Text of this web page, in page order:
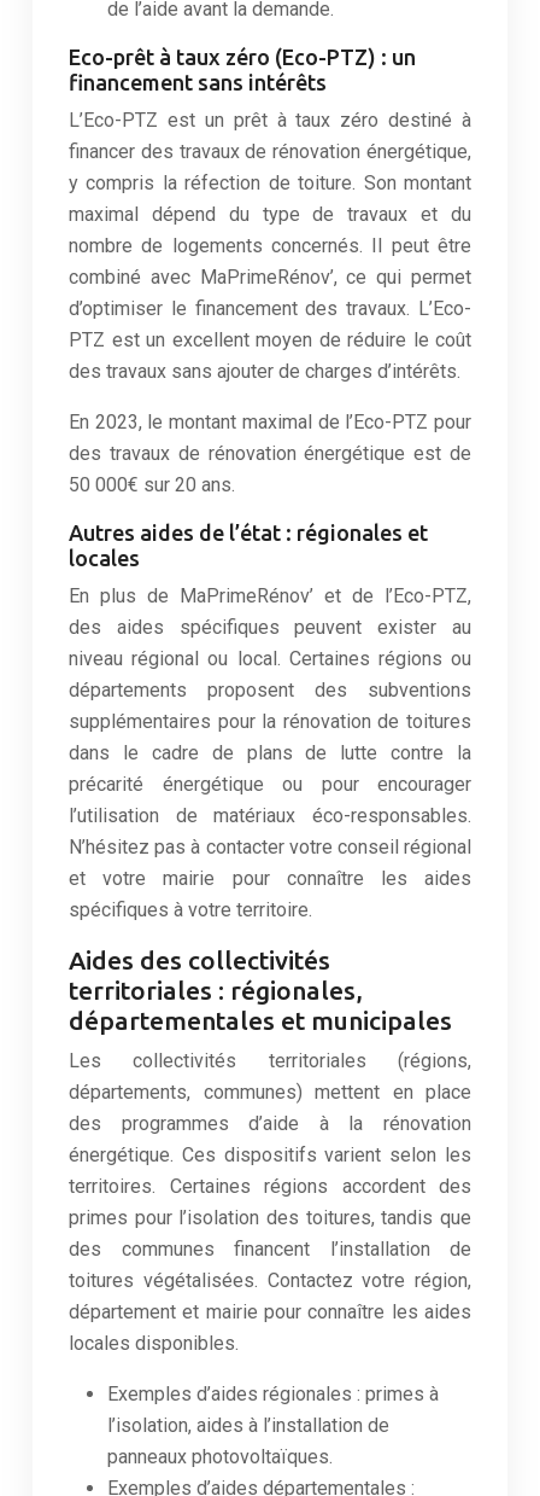
de l’aide avant la demande.
Eco-prêt à taux zéro (Eco-PTZ) : un
financement sans intérêts
L’Eco-PTZ est un prêt à taux zéro destiné à
financer des travaux de rénovation énergétique,
y compris la réfection de toiture. Son montant
maximal dépend du type de travaux et du
nombre de logements concernés. Il peut être
combiné avec MaPrimeRénov’, ce qui permet
d’optimiser le financement des travaux. L’Eco-
PTZ est un excellent moyen de réduire le coût
des travaux sans ajouter de charges d’intérêts.
En 2023, le montant maximal de l’Eco-PTZ pour
des travaux de rénovation énergétique est de
50 000€ sur 20 ans.
Autres aides de l’état : régionales et
locales
En plus de MaPrimeRénov’ et de l’Eco-PTZ,
des aides spécifiques peuvent exister au
niveau régional ou local. Certaines régions ou
départements proposent des subventions
supplémentaires pour la rénovation de toitures
dans le cadre de plans de lutte contre la
précarité énergétique ou pour encourager
l’utilisation de matériaux éco-responsables.
N’hésitez pas à contacter votre conseil régional
et votre mairie pour connaître les aides
spécifiques à votre territoire.
Aides des collectivités
territoriales : régionales,
départementales et municipales
Les collectivités territoriales (régions,
départements, communes) mettent en place
des programmes d’aide à la rénovation
énergétique. Ces dispositifs varient selon les
territoires. Certaines régions accordent des
primes pour l’isolation des toitures, tandis que
des communes financent l’installation de
toitures végétalisées. Contactez votre région,
département et mairie pour connaître les aides
locales disponibles.
Exemples d’aides régionales : primes à
l’isolation, aides à l’installation de
panneaux photovoltaïques.
Exemples d’aides départementales :